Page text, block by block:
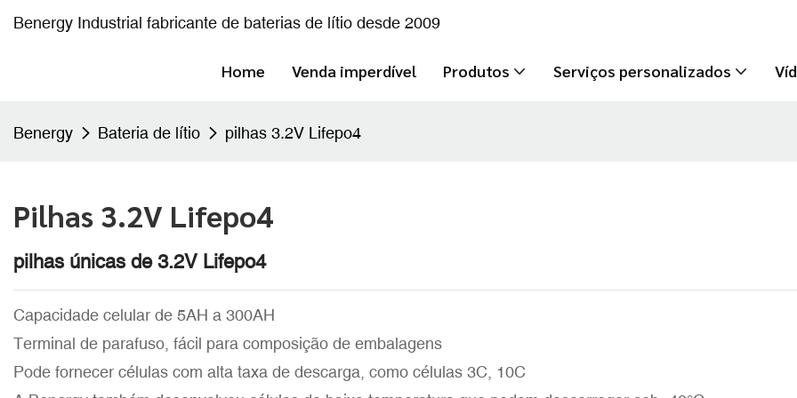
Benergy Industrial fabricante de baterias de lítio desde 2009
Home Venda imperdível Produtos Serviços personalizados
Benergy Bateria de lítio pilhas 3.2V Lifepo4
Pilhas 3.2V Lifepo4
pilhas únicas de 3.2V Lifepo4
Capacidade celular de 5AH a 300AH
Terminal de parafuso, fácil para composição de embalagens
Pode fornecer células com alta taxa de descarga, como células 3C, 10C